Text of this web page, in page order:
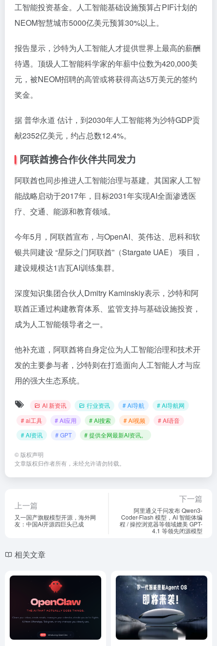
工智能投资基金。人工智能基础设施预算占PIF计划的
NEOM智慧城市5000亿美元预算30%以上。
报告显示，沙特为人工智能人才提供世界上最高的薪酬
待遇。顶级人工智能科学家的年薪中位数为420,000美
元，被NEOM招聘的高管或将获得高达5万美元的签约
奖金。
据 普华永道 估计，到2030年人工智能将为沙特GDP贡
献2352亿美元，约占总数12.4%。
阿联酋携合作伙伴共同发力
阿联酋也同步推进人工智能治理与基建。其国家人工智
能战略启动于2017年，目标2031年实现AI全面渗透医
疗、交通、能源和教育领域。
今年5月，阿联酋宣布，与OpenAI、英伟达、思科和软
银共同建设 “星际之门阿联酋”（Stargate UAE） 项目，
建设规模达1吉瓦AI训练集群。
深度知识集团合伙人Dmitry Kaminskiy表示，沙特和阿
联酋正通过构建教育体系、监管支持与基础设施投资，
成为人工智能领导者之一。
他补充道，阿联酋将自身定位为人工智能治理和技术开
发的主要参与者，沙特则在打造面向人工智能人才与应
用的强大生态系统。
AI 新资讯 行业资讯 # AI导航
# AI导航网
# ai工具
# AI应用 # AI搜索 # AI视频
# AI语音
# AI资讯
# GPT # 提供全网最新AI资讯。
© 版权声明
文章版权归作者所有，未经允许请勿转载。
上一篇
又一国产旗舰模型开源，海外网
友：中国AI开源四巨头已成
下一篇
阿里通义千问发布 Qwen3-
Coder-Flash 模型，AI 智能体编
程 / 操控浏览器等领域媲美 GPT-
4.1 等领先闭源模型
相关文章